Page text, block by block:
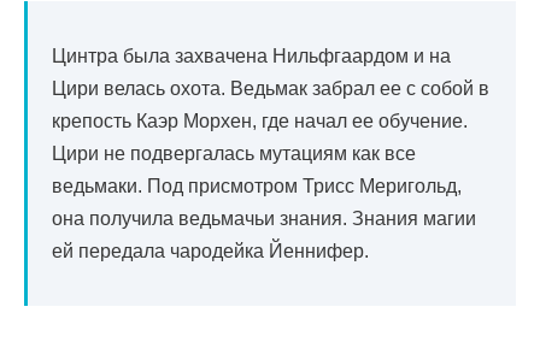
Цинтра была захвачена Нильфгаардом и на
Цири велась охота. Ведьмак забрал ее с собой в
крепость Каэр Морхен, где начал ее обучение.
Цири не подвергалась мутациям как все
ведьмаки. Под присмотром Трисс Меригольд,
она получила ведьмачьи знания. Знания магии
ей передала чародейка Йеннифер.